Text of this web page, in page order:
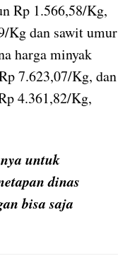
Rp 1.566,58/Kg,
Kg dan sawit umur
harga minyak
7.623,07/Kg, dan
4.361,82/Kg,
untuk
dinas
bisa saja